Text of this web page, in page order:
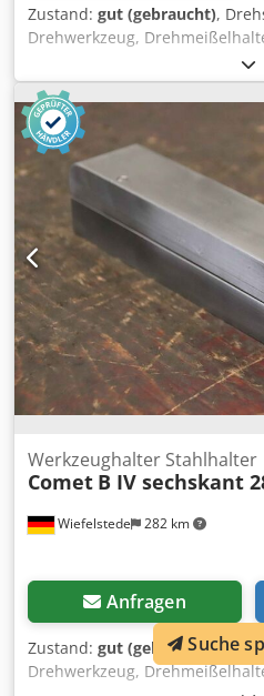
Zustand: gut (gebraucht),
Drehwerkzeug,
1x Aufnahmen -Hersteller:
teilweise mit
Wiefelstede 282 km
Werkzeughalter Stahlhalter
Comet B IV sechskant
Anfragen
Zustand: gut (gebraucht),
Drehwerkzeug,
Suche